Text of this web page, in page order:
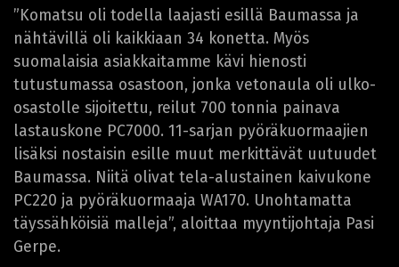
”Komatsu oli todella laajasti esillä Baumassa ja
nähtävillä oli kaikkiaan 34 konetta. Myös
suomalaisia asiakkaitamme kävi hienosti
tutustumassa osastoon, jonka vetonaula oli ulko-
osastolle sijoitettu, reilut 700 tonnia painava
lastauskone PC7000. 11-sarjan pyöräkuormaajien
lisäksi nostaisin esille muut merkittävät uutuudet
Baumassa. Niitä olivat tela-alustainen kaivukone
PC220 ja pyöräkuormaaja WA170. Unohtamatta
täyssähköisiä malleja”, aloittaa myyntijohtaja Pasi
Gerpe.